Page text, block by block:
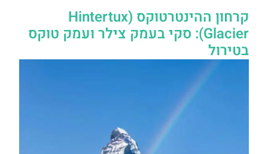
קרחון ההינטרטוקס (Hintertux
Glacier): סקי בעמק צילר ועמק טוקס
בטירול